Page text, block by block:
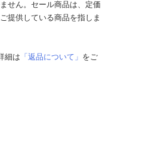
せん。セール商品は、定価
提供している商品を指しま
細は 「返品について」 をご